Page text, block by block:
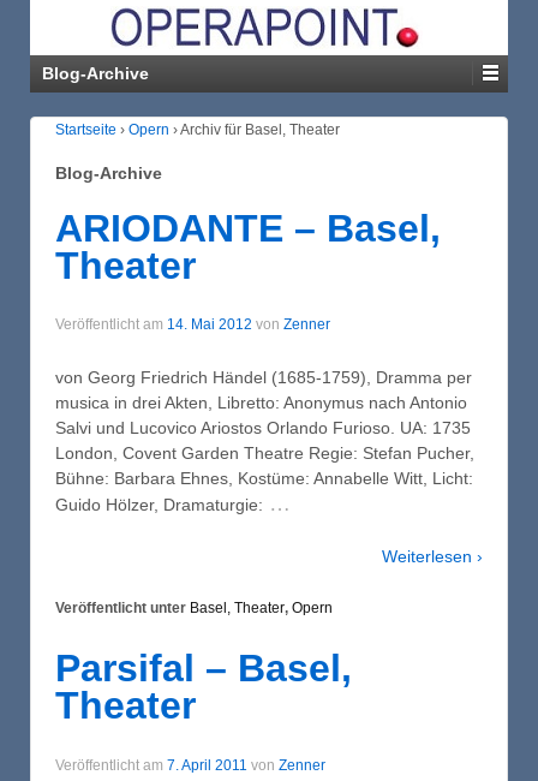
Blog-Archive
Startseite › Opern ›Archiv für Basel, Theater
Blog-Archive
ARIODANTE – Basel,
Theater
Veröffentlicht am 14. Mai 2012 von Zenner
von Georg Friedrich Händel (1685-1759), Dramma per
musica in drei Akten, Libretto: Anonymus nach Antonio
Salvi und Lucovico Ariostos Orlando Furioso. UA: 1735
London, Covent Garden Theatre Regie: Stefan Pucher,
Bühne: Barbara Ehnes, Kostüme: Annabelle Witt, Licht:
Guido Hölzer, Dramaturgie: …
Weiterlesen ›
Veröffentlicht unter Basel, Theater, Opern
Parsifal – Basel,
Theater
Veröffentlicht am 7. April 2011 von Zenner